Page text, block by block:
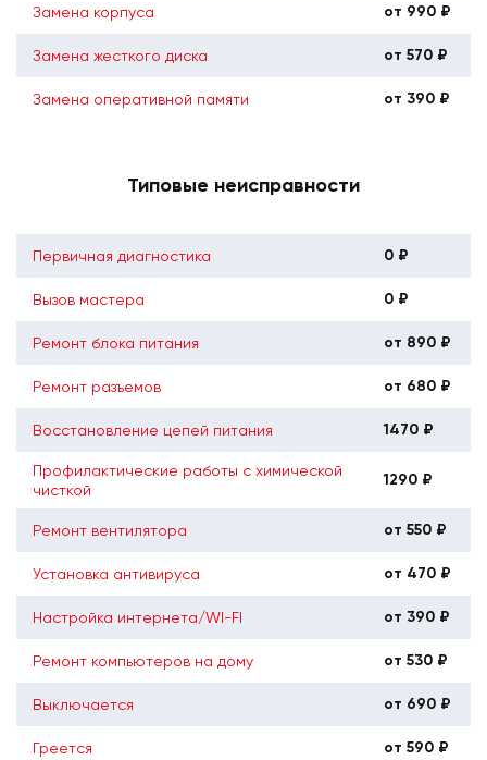
Замена корпуса от 990 ₽
Замена жесткого диска от 570 ₽
Замена оперативной памяти от 390 ₽
Типовые неисправности
Первичная диагностика 0 ₽
Вызов мастера 0 ₽
Ремонт блока питания от 890 ₽
Ремонт разъемов от 680 ₽
Восстановление цепей питания 1470 ₽
Профилактические работы с химической
чисткой
1290 ₽
Ремонт вентилятора от 550 ₽
Установка антивируса от 470 ₽
Настройка интернета/WI-FI от 390 ₽
Ремонт компьютеров на дому от 530 ₽
Выключается от 690 ₽
Греется от 590 ₽